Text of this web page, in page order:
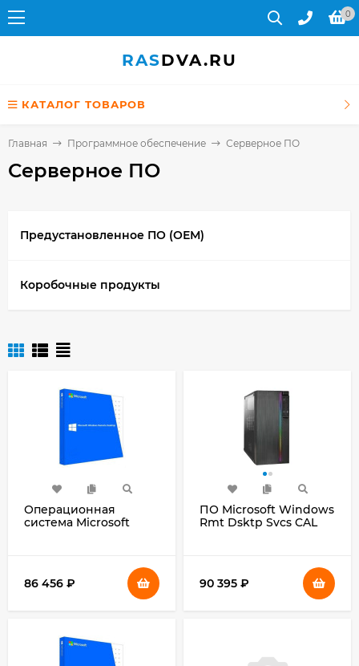
0
RASDVA.RU
КАТАЛОГ ТОВАРОВ
Главная Программное обеспечение Серверное ПО
Серверное ПО
Предустановленное ПО (ОЕМ)
Коробочные продукты
Операционная
система Microsoft
86 456 ₽
ПО Microsoft Windows
Rmt Dsktp Svcs CAL
90 395 ₽